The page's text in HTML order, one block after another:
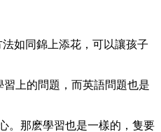
如同錦上添花，可以讓孩子
上的問題，而英語問題也是
。那麽學習也是一樣的，隻要